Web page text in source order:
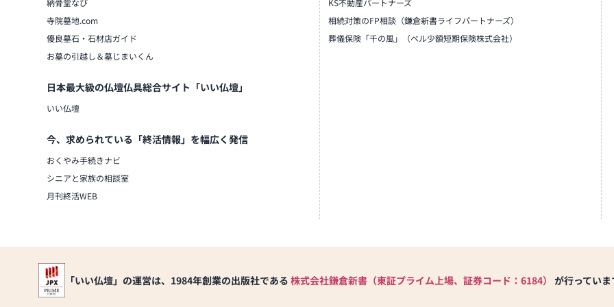
納骨堂なび
寺院墓地.com
優良墓石・石材店ガイド
お墓の引越し＆墓じまいくん
日本最大級の仏壇仏具総合サイト「いい仏壇」
いい仏壇
今、求められている「終活情報」を幅広く発信
おくやみ手続きナビ
シニアと家族の相談室
月刊終活WEB
KS不動産パートナーズ
相続対策のFP相談（鎌倉新書ライフパートナーズ）
葬儀保険「千の風」（ベル少額短期保険株式会社）
「いい仏壇」の運営は、1984年創業の出版社である 株式会社鎌倉新書（東証プライム上場、証券コード：6184） が行っていま